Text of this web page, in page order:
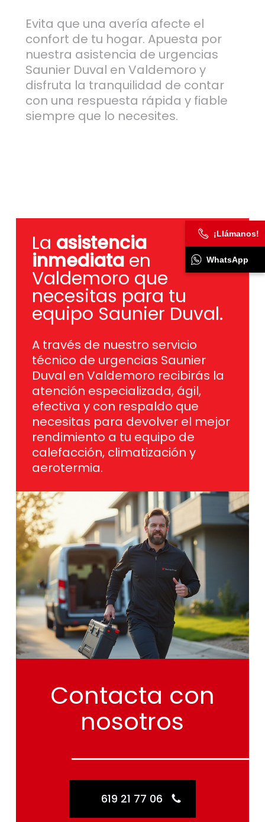
Evita que una avería afecte el
confort de tu hogar. Apuesta por
nuestra asistencia de urgencias
Saunier Duval en Valdemoro y
disfruta la tranquilidad de contar
con una respuesta rápida y fiable
siempre que lo necesites.
La asistencia
inmediataen
Valdemoro que
necesitas para tu
equipo Saunier Duval.
A través de nuestro servicio
técnico de urgencias Saunier
Duval en Valdemoro recibirás la
atención especializada, ágil,
efectiva y con respaldo que
necesitas para devolver el mejor
rendimiento a tu equipo de
calefacción, climatización y
aerotermia.
Contacta con
nosotros
619 21 77 06
¡Llámanos!
WhatsApp